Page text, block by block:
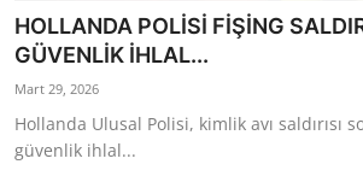
HOLLANDA POLİSİ FİŞİNG
GÜVENLİK İHLAL...
Mart 29, 2026
Hollanda Ulusal Polisi, kimlik avı saldırısı
güvenlik ihlal...